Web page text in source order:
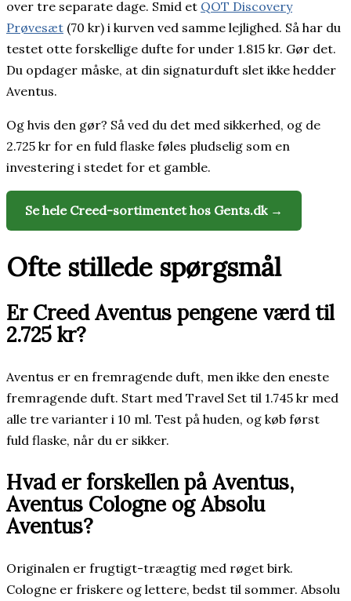
over tre separate dage. Smid et QOT Discovery
Prøvesæt (70 kr) i kurven ved samme lejlighed. Så har du
testet otte forskellige dufte for under 1.815 kr. Gør det.
Du opdager måske, at din signaturduft slet ikke hedder
Aventus.
Og hvis den gør? Så ved du det med sikkerhed, og de
2.725 kr for en fuld flaske føles pludselig som en
investering i stedet for et gamble.
Se hele Creed-sortimentet hos Gents.dk →
Ofte stillede spørgsmål
Er Creed Aventus pengene værd til
2.725 kr?
Aventus er en fremragende duft, men ikke den eneste
fremragende duft. Start med Travel Set til 1.745 kr med
alle tre varianter i 10 ml. Test på huden, og køb først
fuld flaske, når du er sikker.
Hvad er forskellen på Aventus,
Aventus Cologne og Absolu
Aventus?
Originalen er frugtigt-træagtig med røget birk.
Cologne er friskere og lettere, bedst til sommer. Absolu